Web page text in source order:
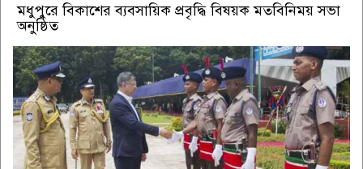
মধুপুরে বিকাশের ব্যবসায়িক প্রবৃদ্ধি বিষয়ক মতবিনিময় সভা
অনুষ্ঠিত